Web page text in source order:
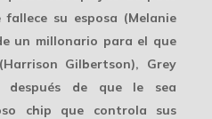
su esposa (Melanie
un millonario para el que
Gilbertson), Grey
después de que le sea
chip que controla sus